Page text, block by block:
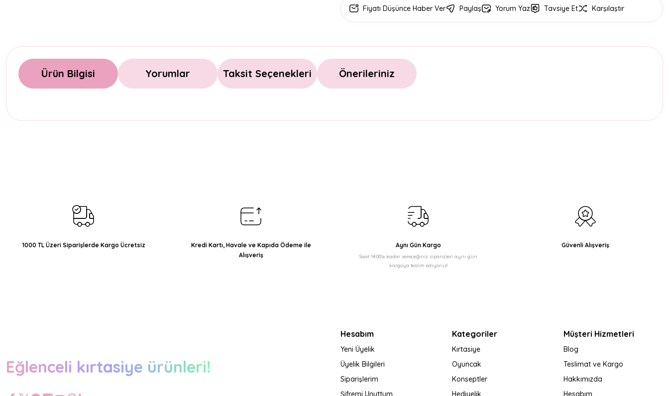
Fiyatı Düşünce Haber Ver Paylaş Yorum Yaz Tavsiye Et Karşılaştır
Ürün Bilgisi Yorumlar Taksit Seçenekleri Önerileriniz
Ürün fiyatı diğer sitelerden daha pahalı.
Bu ürüne benzer farklı alternatifler olmalı.
1000 TL Üzeri Siparişlerde Kargo Ücretsiz
Kredi Kartı, Havale ve Kapıda Ödeme ile
Alışveriş
Aynı Gün Kargo
Saat 14:00'e kadar vereceğiniz siparişleri aynı gün
kargoya teslim ediyoruz!
Güvenli Alışveriş
Eğlenceli kırtasiye ürünleri!
Hesabım
Yeni Üyelik
Üyelik Bilgileri
Siparişlerim
Şifremi Unuttum
Kategoriler
Kırtasiye
Oyuncak
Konseptler
Hediyelik
Müşteri Hizmetleri
Blog
Teslimat ve Kargo
Hakkımızda
Hesabım